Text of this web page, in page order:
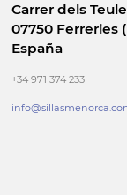
Carrer dels
07750 Ferreries
España
+34 971 374 233